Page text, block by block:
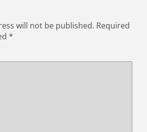
will not be published. Required
*